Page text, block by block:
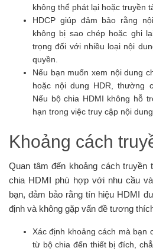
không thể phát lại hoặc truyền
HDCP giúp đảm bảo rằng
không bị sao chép hoặc ghi
trọng đối với nhiều loại nội
quyền.
Nếu bạn muốn xem nội dung
hoặc nội dung HDR, thường
Nếu bộ chia HDMI không hỗ
hạn trong việc truy cập nội
Khoảng cách
Quan tâm đến khoảng cách truyền
chia HDMI phù hợp với nhu cầu
bạn, đảm bảo rằng tín hiệu HDMI
định và không gặp vấn đề tương
Xác định khoảng cách mà bạn
từ bộ chia đến thiết bị đích,